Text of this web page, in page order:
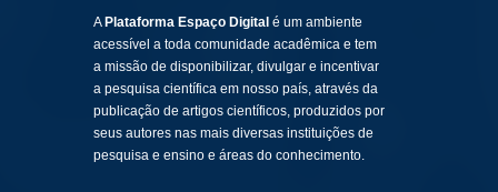
A Plataforma Espaço Digital é um ambiente
acessível a toda comunidade acadêmica e tem
a missão de disponibilizar, divulgar e incentivar
a pesquisa científica em nosso país, através da
publicação de artigos científicos, produzidos por
seus autores nas mais diversas instituições de
pesquisa e ensino e áreas do conhecimento.